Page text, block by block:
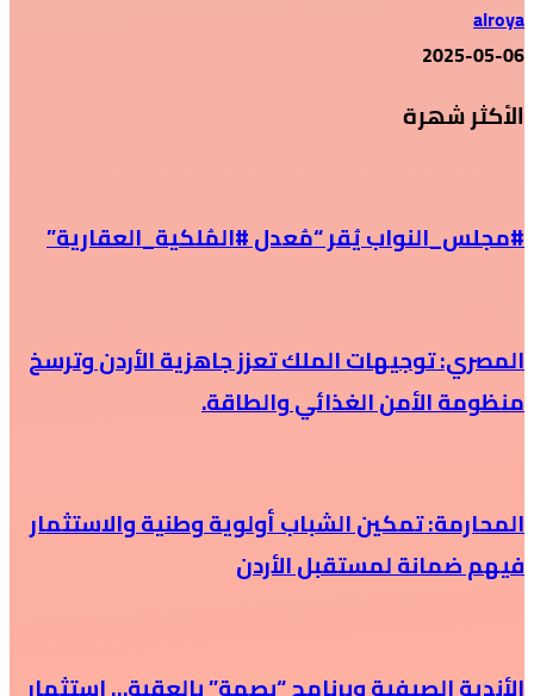
alroya
2025-05-06
الأكثر شهرة
#مجلس_النواب يُقر “مُعدل #المُلكية_العقارية”
المصري: توجيهات الملك تعزز جاهزية الأردن وترسخ
منظومة الأمن الغذائي والطاقة.
المحارمة: تمكين الشباب أولوية وطنية والاستثمار
فيهم ضمانة لمستقبل الأردن